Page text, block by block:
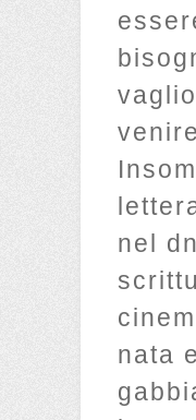
nel
nata